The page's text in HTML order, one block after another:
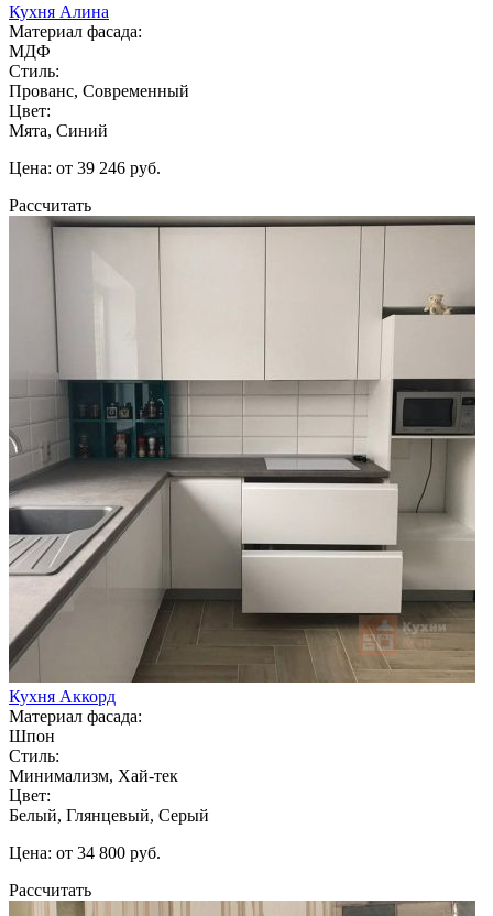
Кухня Алина
Материал фасада:
МДФ
Стиль:
Прованс, Современный
Цвет:
Мята, Синий
Цена: от 39 246 руб.
Рассчитать
Кухня Аккорд
Материал фасада:
Шпон
Стиль:
Минимализм, Хай-тек
Цвет:
Белый, Глянцевый, Серый
Цена: от 34 800 руб.
Рассчитать